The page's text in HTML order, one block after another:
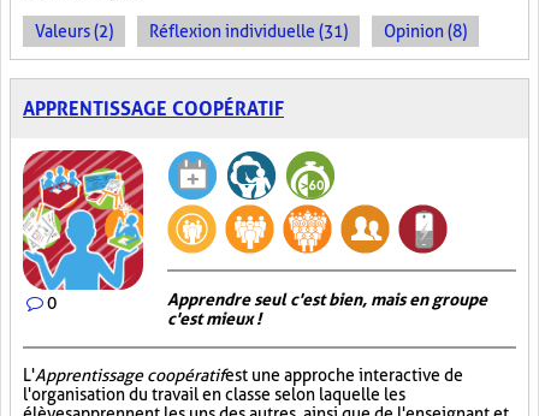
Valeurs (2) Réflexion individuelle (31) Opinion (8)
APPRENTISSAGE COOPÉRATIF
0
Apprendre seul c'est bien, mais en groupe
c'est mieux !
L'Apprentissage coopératifest une approche interactive de
l'organisation du travail en classe selon laquelle les